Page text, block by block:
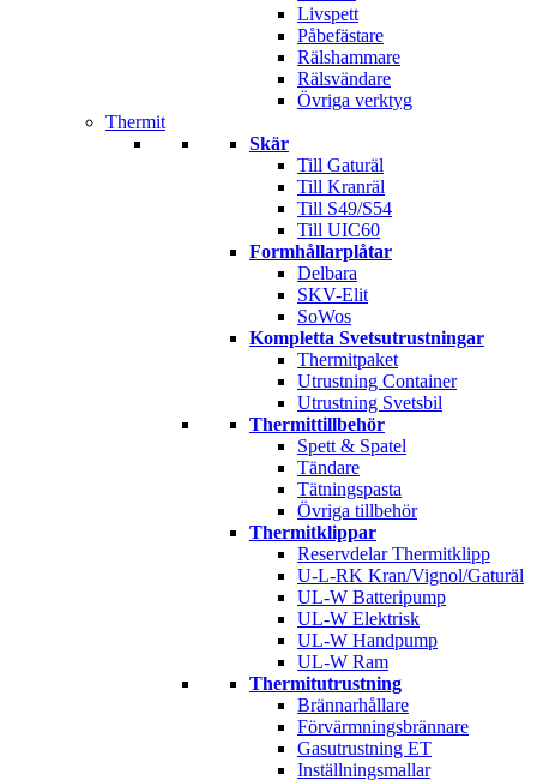
Livspett
Påbefästare
Rälshammare
Rälsvändare
Övriga verktyg
Thermit
Skär
Till Gaturäl
Till Kranräl
Till S49/S54
Till UIC60
Formhållarplåtar
Delbara
SKV-Elit
SoWos
Kompletta Svetsutrustningar
Thermitpaket
Utrustning Container
Utrustning Svetsbil
Thermittillbehör
Spett & Spatel
Tändare
Tätningspasta
Övriga tillbehör
Thermitklippar
Reservdelar Thermitklipp
U-L-RK Kran/Vignol/Gaturäl
UL-W Batteripump
UL-W Elektrisk
UL-W Handpump
UL-W Ram
Thermitutrustning
Brännarhållare
Förvärmningsbrännare
Gasutrustning ET
Inställningsmallar